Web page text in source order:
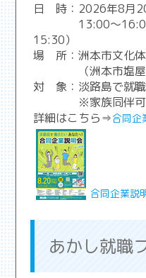
日 時：2026年8月20
13:00～16:00
15:30）
場 所：洲本市文化
（洲本市塩屋1
対 象：淡路島で就
※家族同伴可
詳細はこちら⇒合同企
合同企業説
あかし就職